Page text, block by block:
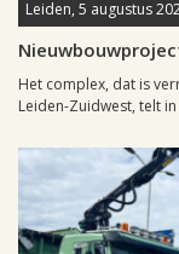
Leiden, 5 augustus
Het complex, dat is
Leiden-Zuidwest, telt